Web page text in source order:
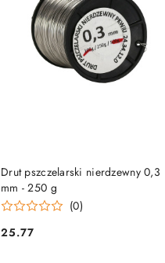
Drut pszczelarski nierdzewny 0,3
mm - 250 g
(0)
Cena:
25.77
DO KOSZYKA